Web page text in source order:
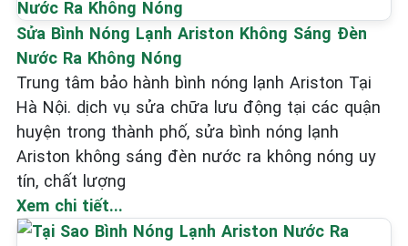
Sửa Bình Nóng Lạnh Ariston Không Sáng Đèn
Nước Ra Không Nóng
Trung tâm bảo hành bình nóng lạnh Ariston Tại
Hà Nội. dịch vụ sửa chữa lưu động tại các quận
huyện trong thành phố, sửa bình nóng lạnh
Ariston không sáng đèn nước ra không nóng uy
tín, chất lượng
Xem chi tiết...